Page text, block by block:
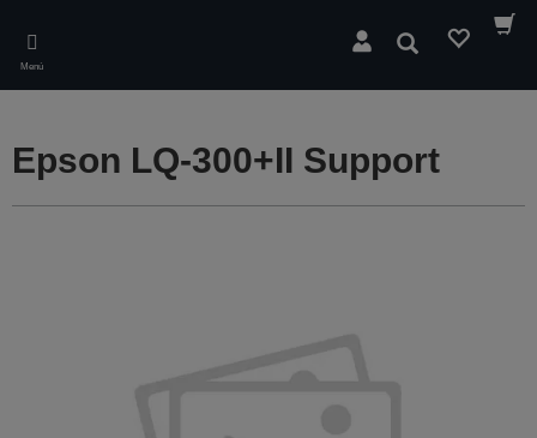
main
content
Menú
Buscar
Epson LQ-300+II Support